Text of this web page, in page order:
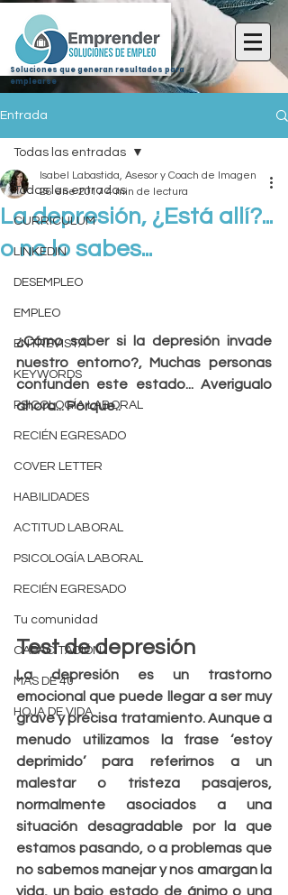
Soluciones que generan resultados para
emplearse
Entrada
Todas las entradas
CURRICULUM
LINKEDIN
DESEMPLEO
EMPLEO
ENTREVISTA
KEYWORDS
PSICOLOGÍA LABORAL
RECIÉN EGRESADO
COVER LETTER
HABILIDADES
ACTITUD LABORAL
PSICOLOGÍA LABORAL
RECIÉN EGRESADO
Tu comunidad
CAPACITACIÓN
MAS DE 40
HOJA DE VIDA
Todas las entradas
La depresión, ¿Está allí?...
o no lo sabes...
Isabel Labastida, Asesor y Coach de Imagen
26 ene 2017 4 min de lectura
¿Cómo saber si la depresión invade
nuestro entorno?, Muchas personas
confunden este estado... Averigualo
ahora... Porque..
Test de depresión
La depresión es un trastorno
emocional que puede llegar a ser muy
grave y precisa tratamiento. Aunque a
menudo utilizamos la frase ‘estoy
deprimido’ para referirnos a un
malestar o tristeza pasajeros,
normalmente asociados a una
situación desagradable por la que
estamos pasando, o a problemas que
no sabemos manejar y nos amargan la
vida, un bajo estado de ánimo o una